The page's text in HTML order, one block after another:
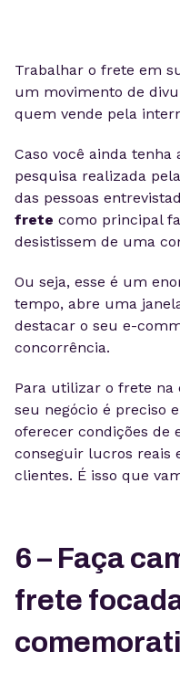
Trabalhar o frete em
um movimento de
quem vende pela
Caso você ainda
pesquisa realizada
das pessoas
frete como principal
desistissem de uma
Ou seja, esse é um
tempo, abre uma
destacar o seu e-
concorrência.
Para utilizar o frete na
seu negócio é preciso
oferecer condições de
conseguir lucros reais
clientes. É isso que
6 – Faça
frete